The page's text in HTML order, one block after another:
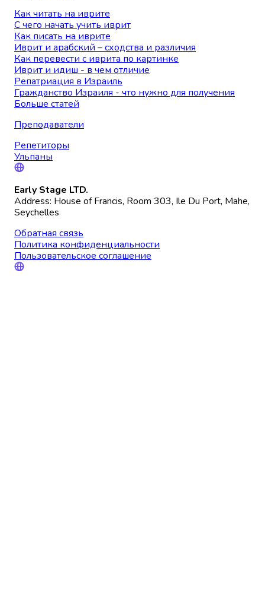
Как читать на иврите
С чего начать учить иврит
Как писать на иврите
Иврит и арабский – сходства и различия
Как перевести с иврита по картинке
Иврит и идиш - в чем отличие
Репатриация в Израиль
Гражданство Израиля - что нужно для получения
Больше статей
Преподаватели
Репетиторы
Ульпаны
Early Stage LTD.
Address: House of Francis, Room 303, Ile Du Port, Mahe,
Seychelles
Обратная связь
Политика конфиденциальности
Пользовательское соглашение